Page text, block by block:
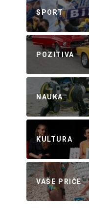
SPORT
POZITIVA
NAUKA
KULTURA
VAŠE PRIČE